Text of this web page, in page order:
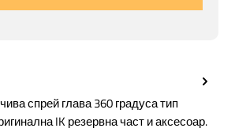
спрей глава 360 градуса тип
IK резервна част и аксесоар.